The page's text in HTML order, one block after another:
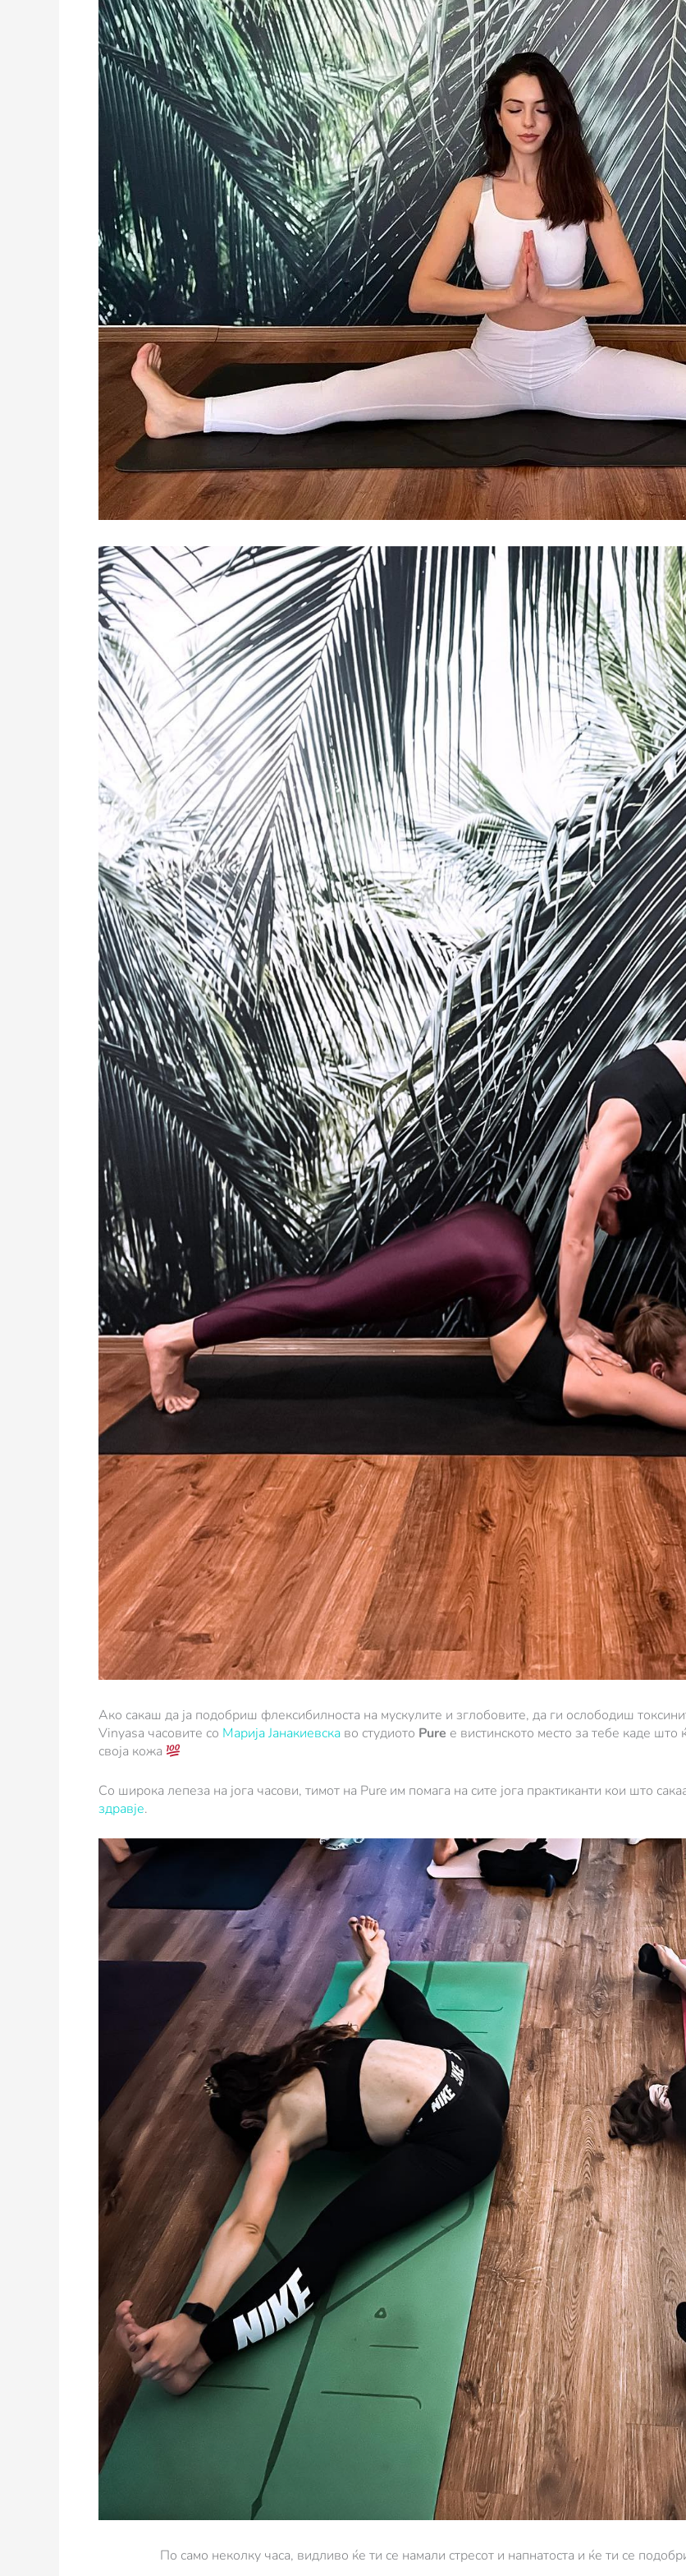
Ако сакаш да ја подобриш флексибилноста на мускулите и зглобовите, да ги ослободиш
Vinyasa часовите со Марија Јанакиевска во студиото Pure е вистинското место за тебе каде што
своја кожа
Со широка лепеза на јога часови, тимот на Pure им помага на сите јога практиканти кои што
здравје.
По само неколку часа, видливо ќе ти се намали стресот и напнатоста и ќе ти се